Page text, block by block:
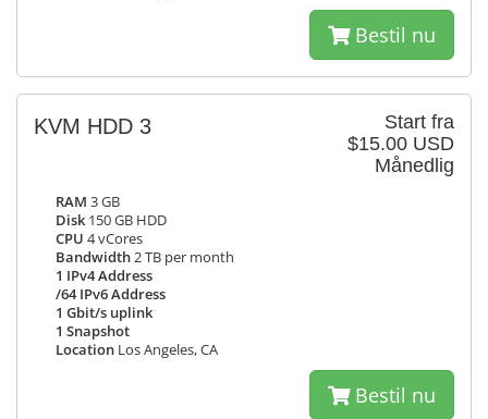
Bestil nu
Start fra
$15.00 USD
Månedlig
KVM HDD 3
RAM 3 GB
Disk 150 GB HDD
CPU 4 vCores
Bandwidth2 TB per month
1 IPv4 Address
/64 IPv6 Address
1 Gbit/s uplink
1 Snapshot
Location Los Angeles, CA
Bestil nu